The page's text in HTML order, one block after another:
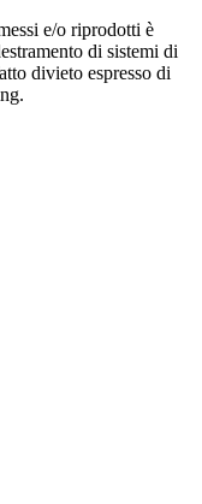
e/o riprodotti è
di sistemi di
divieto espresso di